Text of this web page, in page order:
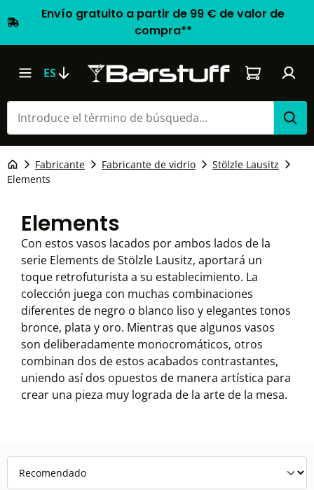
Envío gratuito a partir de 99 € de valor de
compra**
ES El carrito
Fabricante Fabricante de vidrio
Stölzle Lausitz
Elements
Elements
Con estos vasos lacados por ambos lados de la
serie Elements de Stölzle Lausitz, aportará un
toque retrofuturista a su establecimiento. La
colección juega con muchas combinaciones
diferentes de negro o blanco liso y elegantes tonos
bronce, plata y oro. Mientras que algunos vasos
son deliberadamente monocromáticos, otros
combinan dos de estos acabados contrastantes,
uniendo así dos opuestos de manera artística para
crear una pieza muy lograda de la arte de la mesa.